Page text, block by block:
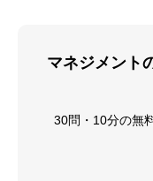
企
マネジメント
30問・10分の無